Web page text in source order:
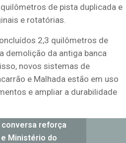
de pista duplicada e
e rotatórias.
2,3 quilômetros de
demolição da antiga banca
novos sistemas de
e Malhada estão em uso
e ampliar a durabilidade
conversa reforça
e Ministério do